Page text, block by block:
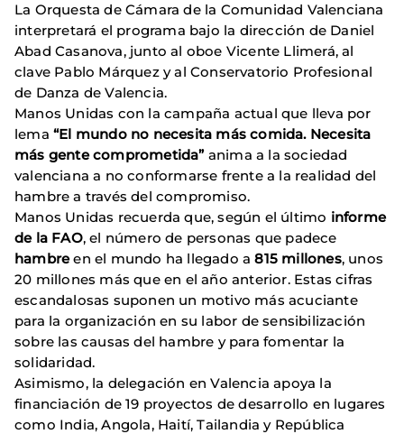
La Orquesta de Cámara de la Comunidad Valenciana
interpretará el programa bajo la dirección de Daniel
Abad Casanova, junto al oboe Vicente Llimerá, al
clave Pablo Márquez y al Conservatorio Profesional
de Danza de Valencia.
Manos Unidas con la campaña actual que lleva por
lema “El mundo no necesita más comida. Necesita
más gente comprometida” anima a la sociedad
valenciana a no conformarse frente a la realidad del
hambre a través del compromiso.
Manos Unidas recuerda que, según el último informe
de la FAO, el número de personas que padece
hambreen el mundo ha llegado a815 millones, unos
20 millones más que en el año anterior. Estas cifras
escandalosas suponen un motivo más acuciante
para la organización en su labor de sensibilización
sobre las causas del hambre y para fomentar la
solidaridad.
Asimismo, la delegación en Valencia apoya la
financiación de 19 proyectos de desarrollo en lugares
como India, Angola, Haití, Tailandia y República